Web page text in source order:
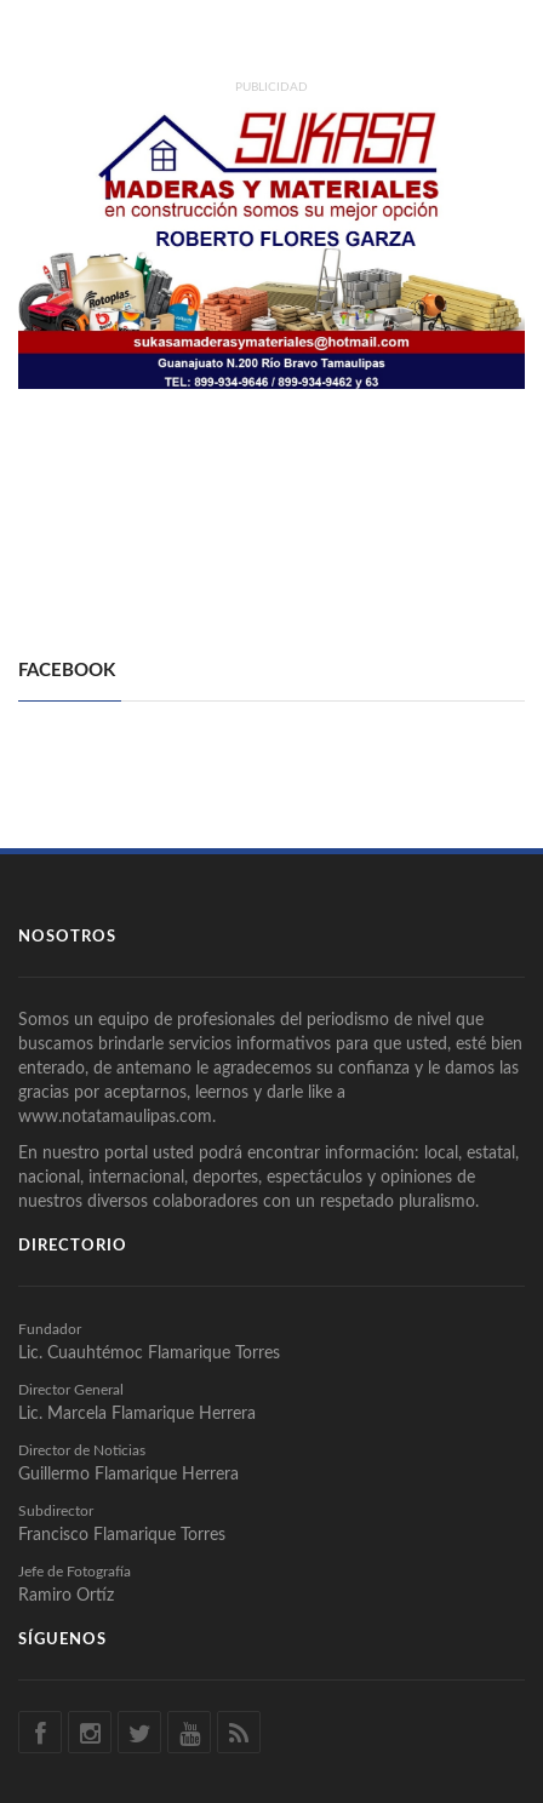
PUBLICIDAD
FACEBOOK
NOSOTROS
Somos un equipo de profesionales del periodismo de nivel que
buscamos brindarle servicios informativos para que usted, esté bien
enterado, de antemano le agradecemos su confianza y le damos las
gracias por aceptarnos, leernos y darle like a
www.notatamaulipas.com.
En nuestro portal usted podrá encontrar información: local, estatal,
nacional, internacional, deportes, espectáculos y opiniones de
nuestros diversos colaboradores con un respetado pluralismo.
DIRECTORIO
Fundador
Lic. Cuauhtémoc Flamarique Torres
Director General
Lic. Marcela Flamarique Herrera
Director de Noticias
Guillermo Flamarique Herrera
Subdirector
Francisco Flamarique Torres
Jefe de Fotografía
Ramiro Ortíz
SÍGUENOS